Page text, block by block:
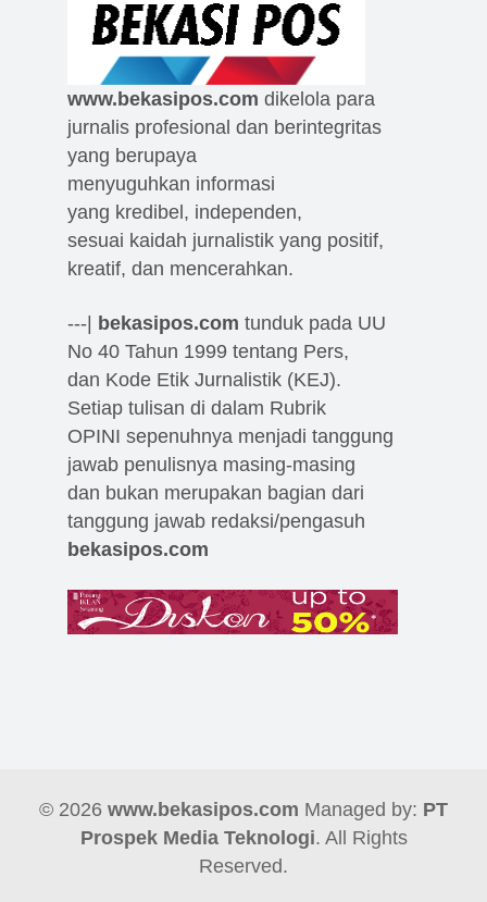
www.bekasipos.com dikelola para
jurnalis profesional dan berintegritas
yang berupaya
menyuguhkan informasi
yang kredibel, independen,
sesuai kaidah jurnalistik yang positif,
kreatif, dan mencerahkan.
---| bekasipos.com tunduk pada UU
No 40 Tahun 1999 tentang Pers,
dan Kode Etik Jurnalistik (KEJ).
Setiap tulisan di dalam Rubrik
OPINI sepenuhnya menjadi tanggung
jawab penulisnya masing-masing
dan bukan merupakan bagian dari
tanggung jawab redaksi/pengasuh
bekasipos.com
© 2026 www.bekasipos.com Managed by: PT
Prospek Media Teknologi. All Rights
Reserved.